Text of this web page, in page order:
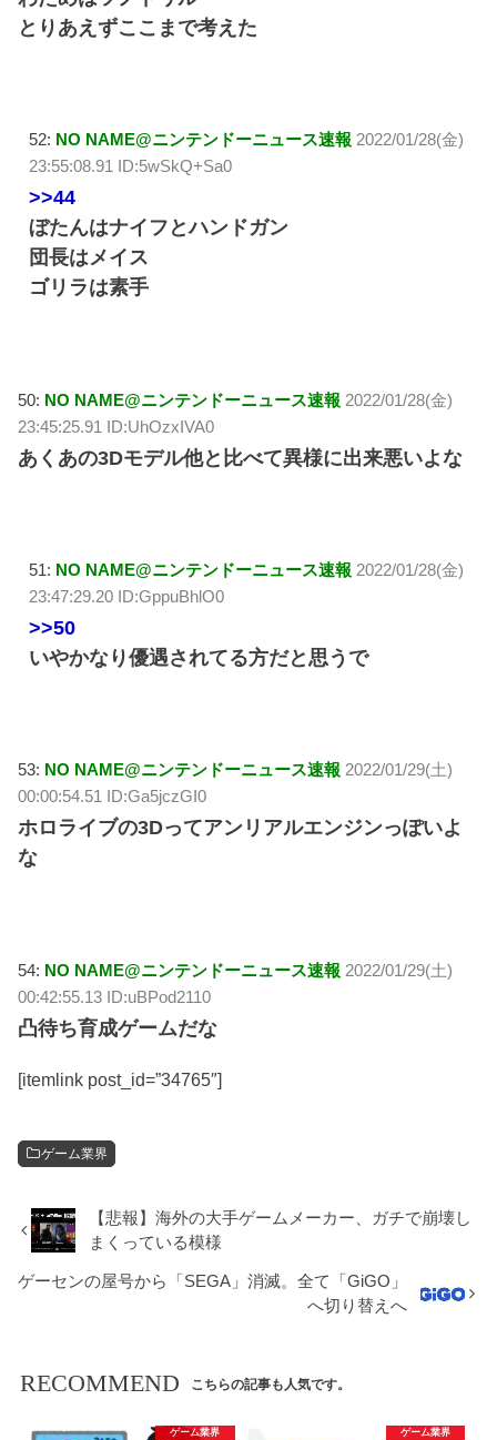
とりあえずここまで考えた
52: NO NAME@ニンテンドーニュース速報 2022/01/28(金)
23:55:08.91 ID:5wSkQ+Sa0
>>44
ぼたんはナイフとハンドガン
団長はメイス
ゴリラは素手
50: NO NAME@ニンテンドーニュース速報 2022/01/28(金)
23:45:25.91 ID:UhOzxIVA0
あくあの3Dモデル他と比べて異様に出来悪いよな
51: NO NAME@ニンテンドーニュース速報 2022/01/28(金)
23:47:29.20 ID:GppuBhlO0
>>50
いやかなり優遇されてる方だと思うで
53: NO NAME@ニンテンドーニュース速報 2022/01/29(土)
00:00:54.51 ID:Ga5jczGI0
ホロライブの3Dってアンリアルエンジンっぽいよ
な
54: NO NAME@ニンテンドーニュース速報 2022/01/29(土)
00:42:55.13 ID:uBPod2110
凸待ち育成ゲームだな
[itemlink post_id=”34765″]
ゲーム業界
【悲報】海外の大手ゲームメーカー、ガチで崩壊し
まくっている模様
ゲーセンの屋号から「SEGA」消滅。全て「GiGO」
へ切り替えへ
RECOMMEND こちらの記事も人気です。
ゲーム業界 ゲーム業界